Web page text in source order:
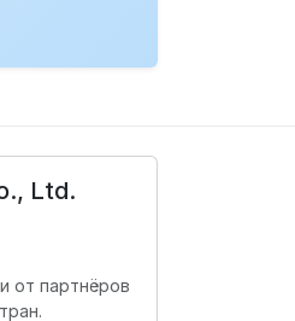
Ltd.
от партнёров